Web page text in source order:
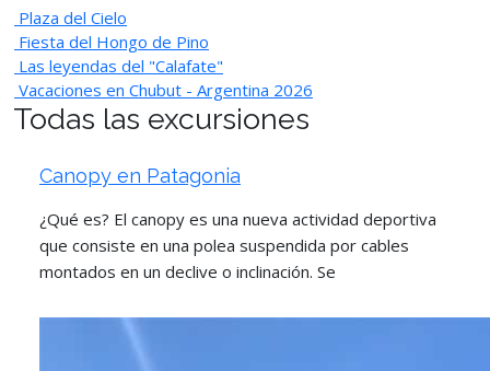
Plaza del Cielo
Fiesta del Hongo de Pino
Las leyendas del "Calafate"
Vacaciones en Chubut - Argentina 2026
Todas las excursiones
Canopy en Patagonia
¿Qué es? El canopy es una nueva actividad deportiva
que consiste en una polea suspendida por cables
montados en un declive o inclinación. Se